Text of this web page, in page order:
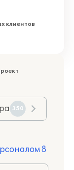
клиентов
350
8